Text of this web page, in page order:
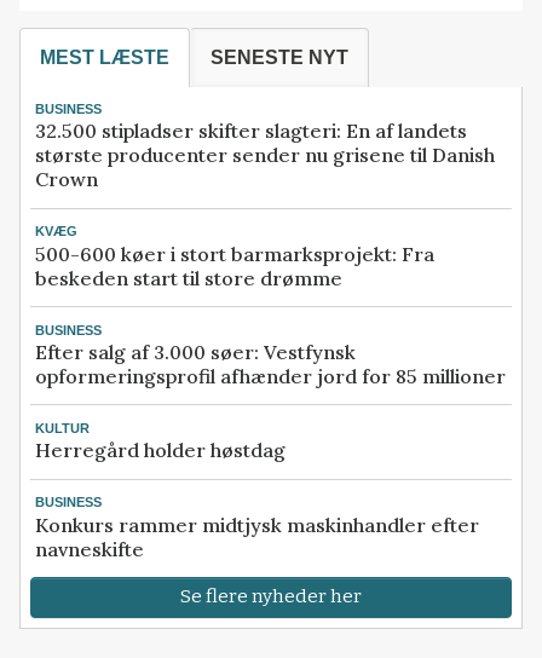
MEST LÆSTE SENESTE NYT
BUSINESS
32.500 stipladser skifter slagteri: En af landets
største producenter sender nu grisene til Danish
Crown
KVÆG
500-600 køer i stort barmarksprojekt: Fra
beskeden start til store drømme
BUSINESS
Efter salg af 3.000 søer: Vestfynsk
opformeringsprofil afhænder jord for 85 millioner
KULTUR
Herregård holder høstdag
BUSINESS
Konkurs rammer midtjysk maskinhandler efter
navneskifte
Se flere nyheder her